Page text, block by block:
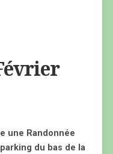
une Randonnée
du bas de la